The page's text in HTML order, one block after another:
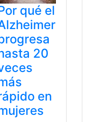
qué el
20
en